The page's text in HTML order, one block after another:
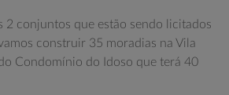
2 conjuntos que estão sendo licitados
construir 35 moradias na Vila
Condomínio do Idoso que terá 40